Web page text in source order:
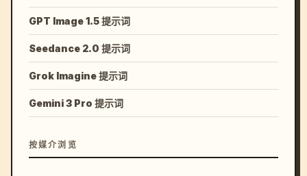
GPT Image 1.5 提示词
Seedance 2.0 提示词
Grok Imagine 提示词
Gemini 3 Pro 提示词
按媒介浏览